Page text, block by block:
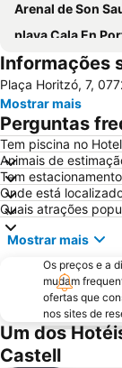
Arenal de Son
playa Cala En
Son Xoriguer
Punta Prima
Cala Binidali
Cala en Forcat
Binibeca
El Toro - Monte
S'Albufera d'es
Menorca
Informações
Plaça Horitzó, 7,
Mostrar mais
Perguntas
Tem piscina no
Animais de
Tem
Onde está
Quais atrações
Mostrar mais
Os preços e a
mudam
ofertas que
nos sites de
Um dos
Castell